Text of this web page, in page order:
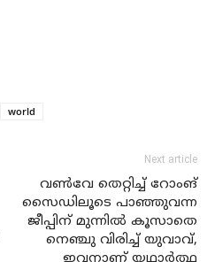
world
Next article
വണ്‍വേ തെറ്റിച്ച് റോംങ്
സൈഡിലൂടെ പാഞ്ഞുവന്ന
ജീപ്പിന് മുന്നില്‍ കൂസാതെ
നെഞ്ചു വിരിച്ച് യുവാവ്,